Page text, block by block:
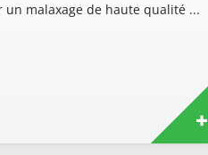
malaxage de haute qualité ...